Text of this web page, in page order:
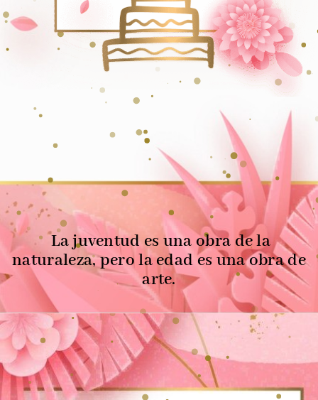
La juventud es una obra de la
naturaleza, pero la edad es una obra de
arte.